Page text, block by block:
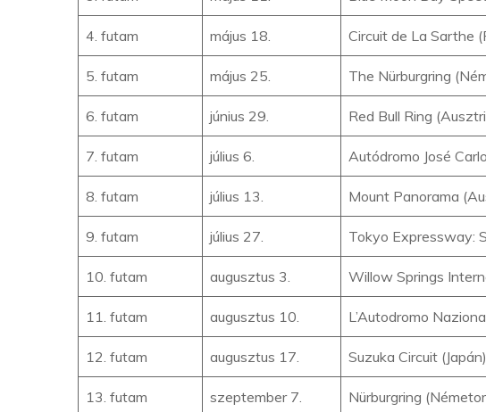
4. futam május 18. Circuit de La Sarthe
5. futam május 25. The Nürburgring
6. futam június 29. Red Bull Ring
7. futam július 6. Autódromo José
8. futam július 13. Mount Panorama
9. futam július 27. Tokyo Expressway:
10. futam augusztus 3. Willow Springs
11. futam augusztus 10. L’Autodromo
12. futam augusztus 17. Suzuka Circuit (Japán)
13. futam szeptember 7. Nürburgring